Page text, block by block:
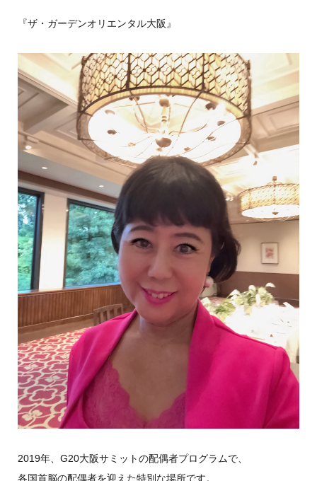
『ザ・ガーデンオリエンタル大阪』
2019年、G20大阪サミットの配偶者プログラムで、
各国首脳の配偶者を迎えた特別な場所です。